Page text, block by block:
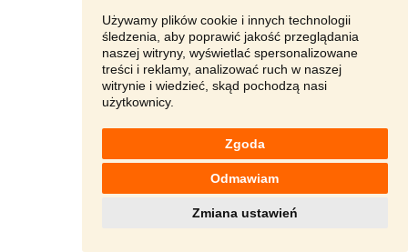
Używamy plików cookie i innych technologii
śledzenia, aby poprawić jakość przeglądania
naszej witryny, wyświetlać spersonalizowane
treści i reklamy, analizować ruch w naszej
witrynie i wiedzieć, skąd pochodzą nasi
użytkownicy.
Zgoda
Odmawiam
Zmiana ustawień